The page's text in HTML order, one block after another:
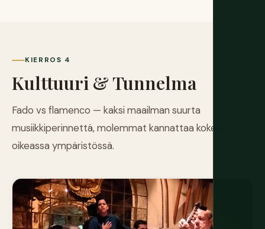
KIERROS 4
Kulttuuri & Tunnelma
Fado vs flamenco — kaksi maailman suurta
musiikkiperinnettä, molemmat kannattaa kokea
oikeassa ympäristössä.